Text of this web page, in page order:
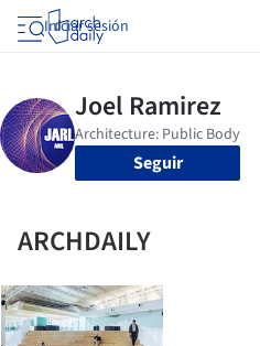
Iniciar sesión
Seguir
ARCHDAILY